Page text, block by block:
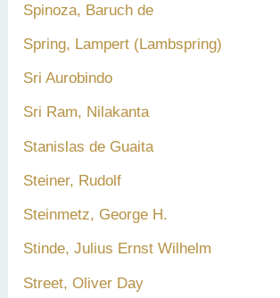
Spinoza, Baruch de
Spring, Lampert (Lambspring)
Sri Aurobindo
Sri Ram, Nilakanta
Stanislas de Guaita
Steiner, Rudolf
Steinmetz, George H.
Stinde, Julius Ernst Wilhelm
Street, Oliver Day